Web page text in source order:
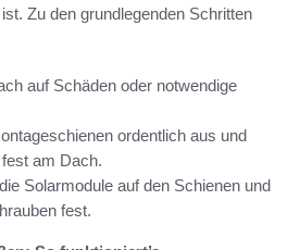
Zu den grundlegenden Schritten
auf Schäden oder notwendige
ordentlich aus und
am Dach.
Solarmodule auf den Schienen und
fest.